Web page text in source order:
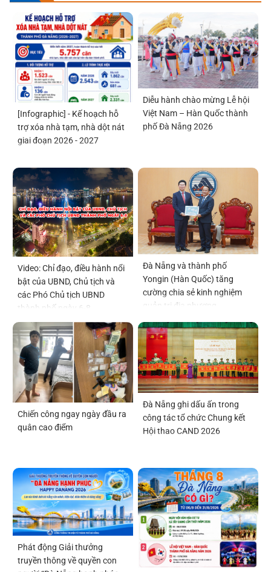
[Infographic] - Kế hoạch hỗ
trợ xóa nhà tạm, nhà dột nát
giai đoạn 2026 - 2027
Diễu hành chào mừng Lễ hội
Việt Nam – Hàn Quốc thành
phố Đà Nẵng 2026
Video: Chỉ đạo, điều hành nổi
bật của UBND, Chủ tịch và
các Phó Chủ tịch UBND
thành phố ngày 6-8
Đà Nẵng và thành phố
Yongin (Hàn Quốc) tăng
cường chia sẻ kinh nghiệm
quản trị địa phương
Chiến công ngay ngày đầu ra
quân cao điểm
Đà Nẵng ghi dấu ấn trong
công tác tổ chức Chung kết
Hội thao CAND 2026
Phát động Giải thưởng
truyền thông về quyền con